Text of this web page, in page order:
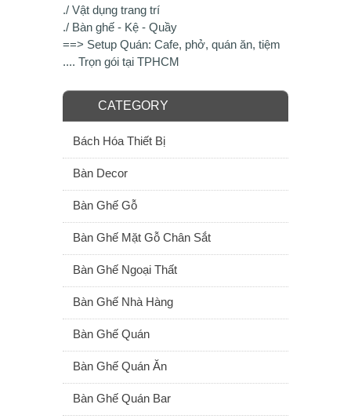
./ Vật dụng trang trí
./ Bàn ghế - Kệ - Quầy
==> Setup Quán: Cafe, phở, quán ăn, tiệm
.... Trọn gói tại TPHCM
CATEGORY
Bách Hóa Thiết Bị
Bàn Decor
Bàn Ghế Gỗ
Bàn Ghế Mặt Gỗ Chân Sắt
Bàn Ghế Ngoại Thất
Bàn Ghế Nhà Hàng
Bàn Ghế Quán
Bàn Ghế Quán Ăn
Bàn Ghế Quán Bar